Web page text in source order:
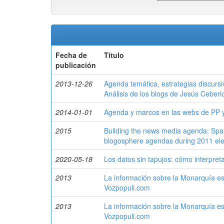
Fecha de
publicación
Título
2013-12-26
Agenda temática, estrategias
Análisis de los blogs de Jesús
2014-01-01
Agenda y marcos en las webs de PP
2015
Building the news media agenda:
blogosphere agendas during 2011
2020-05-18 Los datos sin tapujos: cómo
2013
La información sobre la Monarquía
Vozpopuli.com
2013
La información sobre la Monarquía
Vozpopuli.com